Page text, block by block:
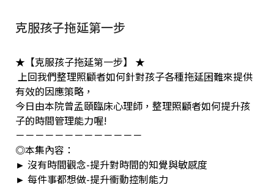
克服孩子拖延第一步
★【克服孩子拖延第一步】 ★
上回我們整理照顧者如何針對孩子各種拖延困難來提供
有效的因應策略，
今日由本院曾孟頤臨床心理師，整理照顧者如何提升孩
子的時間管理能力喔!
－－－－－－－－－－－－－
◎本集內容：
► 沒有時間觀念-提升對時間的知覺與敏感度
► 每件事都想做-提升衝動控制能力